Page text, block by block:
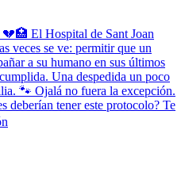
El Hospital de Sant Joan
veces se ve: permitir que un
a su humano en sus últimos
Una despedida un poco
🐾 Ojalá no fuera la excepción.
deberían tener este protocolo? Te